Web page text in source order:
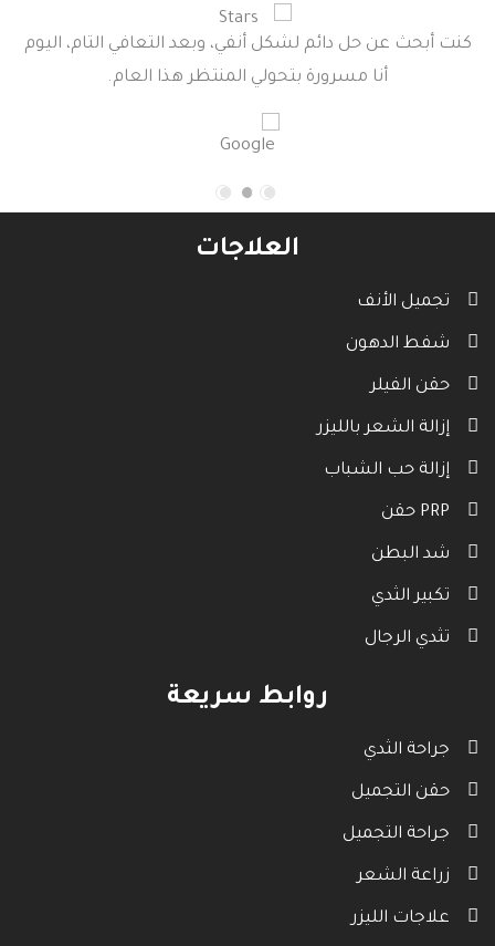
كنت أبحث عن حل دائم لشكل أنفي، وبعد التعافي التام، اليوم
أنا مسرورة بتحولي المنتظر هذا العام.
العلاجات
تجميل الأنف
شفط الدهون
حقن الفيلر
إزالة الشعر بالليزر
إزالة حب الشباب
حقن PRP
شد البطن
تكبير الثدي
تثدي الرجال
روابط سريعة
جراحة الثدي
حقن التجميل
جراحة التجميل
زراعة الشعر
علاجات الليزر